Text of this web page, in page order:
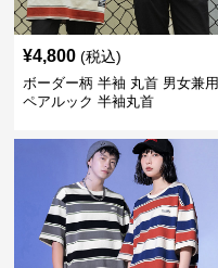
¥4,800 (税込)
ボーダー柄 半袖 丸首 男女兼用
ペアルック 半袖丸首